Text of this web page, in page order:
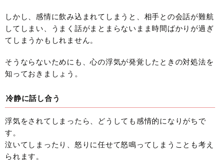
しかし、感情に飲み込まれてしまうと、相手との会話が難航
してしまい、うまく話がまとまらないまま時間ばかりが過ぎ
てしまうかもしれません。
そうならないためにも、心の浮気が発覚したときの対処法を
知っておきましょう。
冷静に話し合う
浮気をされてしまったら、どうしても感情的になりがちで
す。
泣いてしまったり、怒りに任せて怒鳴ってしまうことも考え
られます。